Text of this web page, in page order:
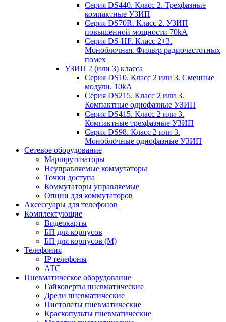
Серия DS440. Класс 2. Трехфазные
компактные УЗИП
Серия DS70R. Класс 2. УЗИП
повышенной мощности 70kA
Серия DS-HF. Класс 2+3.
Моноблочная. Фильтр радиочастотных
помех
УЗИП 2 (или 3) класса
Серия DS10. Класс 2 или 3. Сменные
модули. 10kA
Серия DS215. Класс 2 или 3.
Компактные однофазные УЗИП
Серия DS415. Класс 2 или 3.
Компактные трехфазные УЗИП
Серия DS98. Класс 2 или 3.
Моноблочные однофазные УЗИП
Сетевое оборудование
Маршрутизаторы
Неуправляемые коммутаторы
Точки доступа
Коммутаторы управляемые
Опции для коммутаторов
Аксессуары для телефонов
Комплектующие
Видеокарты
БП для корпусов
БП для корпусов (М)
Телефония
IP телефоны
АТС
Пневматическое оборудование
Гайковерты пневматические
Дрели пневматические
Пистолеты пневматические
Краскопульты пневматические